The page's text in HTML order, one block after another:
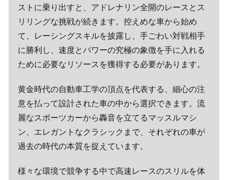
ストに乗り出すと、アドレナリン全開のレースとス
リリングな挑戦が続きます。控えめな車から始め
て、レーシングスキルを披露し、手ごわい対戦相手
に勝利し、速度とパワーの究極の象徴を手に入れる
ために必要なリソースを獲得する必要があります。
黄金時代の自動車工学の頂点を代表する、細心の注
意を払って設計された車の中から選択できます。流
麗なスポーツカーから轟音を立てるマッスルマシ
ン、エレガントなクラシックまで、それぞれの車が
過去の時代の本質を捉えています。
様々な環境で競争する中で高速レースのスリルを体